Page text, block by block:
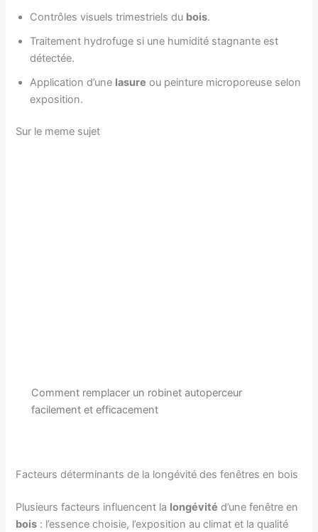
Contrôles visuels trimestriels du bois.
Traitement hydrofuge si une humidité stagnante est
détectée.
Application d’une lasure ou peinture microporeuse selon
exposition.
Sur le meme sujet
Comment remplacer un robinet autoperceur
facilement et efficacement
Facteurs déterminants de la longévité des fenêtres en bois
Plusieurs facteurs influencent la longévité d’une fenêtre en
bois : l’essence choisie, l’exposition au climat et la qualité